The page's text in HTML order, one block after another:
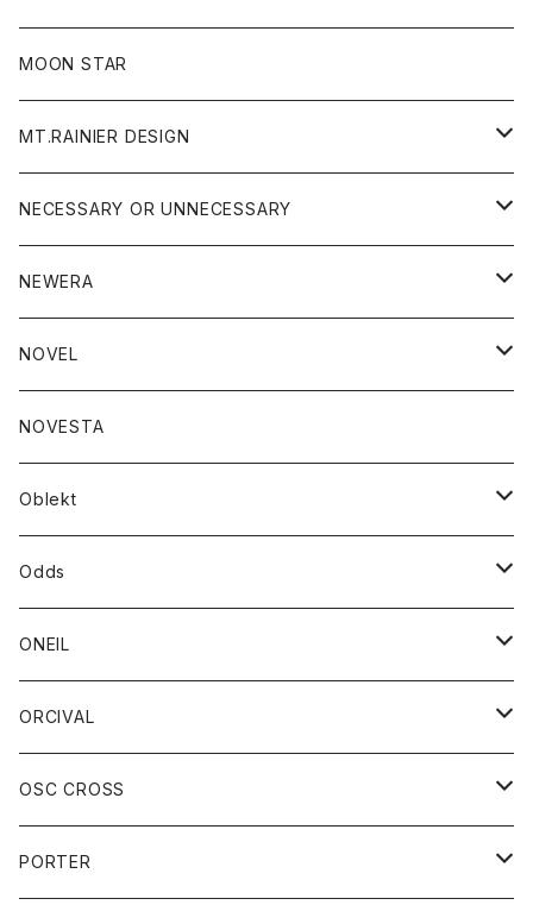
フリース
ジャケット
ニット
パンツ
帽子
MOON STAR
MT.RAINIER DESIGN
アウター
コート
ジャケット
アクセサリー
バッグ
グッズ
ウォレット
靴
トップス
ジャケット
シャツ
ボトム
ショートパンツ
パンツ
レディース
シャツ
Tシャツ
NECESSARY OR UNNECESSARY
アウター
コート
ジャケット
アクセサリー
バッグ
ブレスレット
グッズ
靴
ストール/マフラー
トップス
シャツ
シャツジャケット
ボトム
ショートパンツ
ジーンズ
NEWERA
帽子
NOVEL
トップス
カットソー
スエット
ボトム
NOVESTA
Oblekt
ボトム
ショートパンツ
パンツ
レディース
ボトム
Odds
帽子
ONEIL
スカート
ORCIVAL
アウター
コート
アクセサリー
OSC CROSS
ダウンジャケット
PORTER